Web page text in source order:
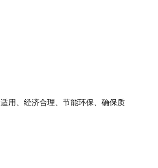
用、经济合理、节能环保、确保质